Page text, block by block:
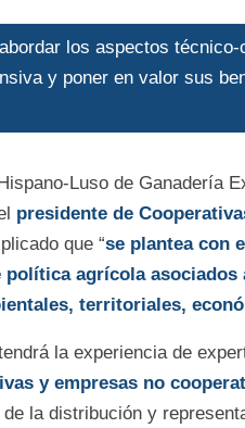
los aspectos
y poner en valor sus
Luso de Ganadería
presidente de
que “se plantea con
agrícola asociados
territoriales,
la experiencia de
y empresas no
de la distribución y